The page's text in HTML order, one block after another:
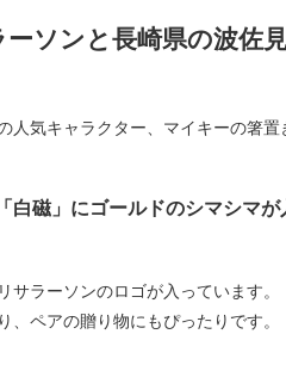
ーソンと長崎県の波佐
人気キャラクター、マイキーの箸置
白磁」にゴールドのシマシマ
サラーソンのロゴが入っています。
、ペアの贈り物にもぴったりです。